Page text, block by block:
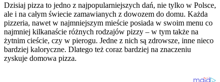
Dzisiaj pizza to jedno z najpopularniejszych dań, nie tylko w Polsce,
ale i na całym świecie zamawianych z dowozem do domu. Każda
pizzeria, nawet w najmniejszym mieście posiada w swoim menu co
najmniej kilkanaście różnych rodzajów pizzy – w tym także na
żytnim cieście, czy w pierogu. Jedne z nich są zdrowsze, inne nieco
bardziej kaloryczne. Dlatego też coraz bardziej na znaczeniu
zyskuje domowa pizza.